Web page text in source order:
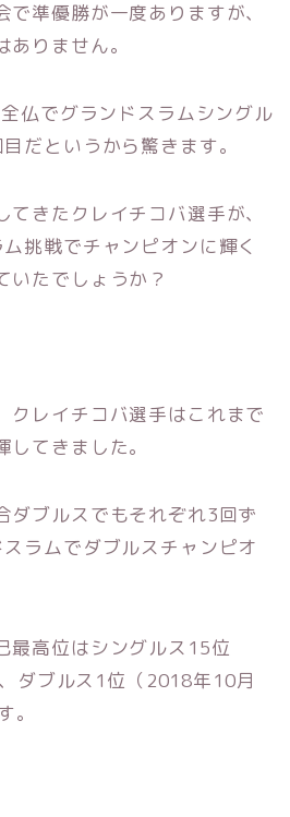
で準優勝が一度ありますが、
りません。
仏でグランドスラムシングル
だというから驚きます。
きたクレイチコバ選手が、
挑戦でチャンピオンに輝く
いたでしょうか？
クレイチコバ選手はこれまで
てきました。
ダブルスでもそれぞれ3回ず
ラムでダブルスチャンピオ
最高位はシングルス15位
ダブルス1位（2018年10月
。